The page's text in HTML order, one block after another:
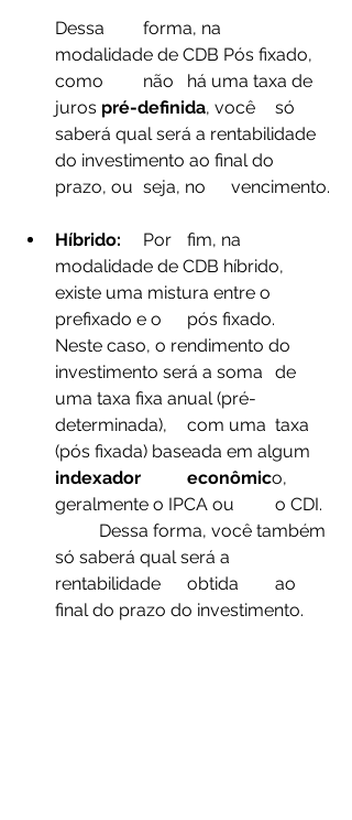
Dessa 	forma, na
modalidade de CDB Pós fixado,
como 	não 	há uma taxa de
juros pré-definida, você 	só
saberá qual será a rentabilidade
do investimento ao final do
prazo, ou 	seja, no 	vencimento.
Por 	fim, na
modalidade de CDB híbrido,
existe uma mistura entre o
prefixado e o 	pós fixado.
Neste caso, o rendimento do
investimento será a soma 	de
uma taxa fixa anual (pré-
determinada), 	com uma 	taxa
(pós fixada) baseada em algum
indexador 	econômico,
geralmente o IPCA ou 	o CDI.
só saberá qual será a
rentabilidade 	obtida 	ao
final do prazo do investimento.